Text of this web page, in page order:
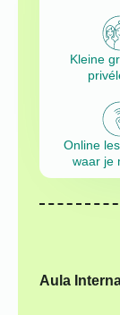
Kleine
Online
waar je
Aula